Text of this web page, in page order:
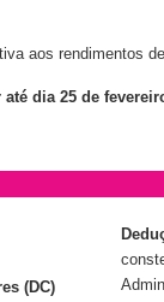
aos rendimentos
dia 25 de
(DC)